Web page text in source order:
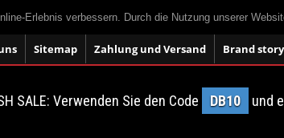
Erlebnis verbessern. Durch die Nutzung unserer
Sitemap Zahlung und Versand Brand story
SALE: Verwenden Sie den Code DB10 und